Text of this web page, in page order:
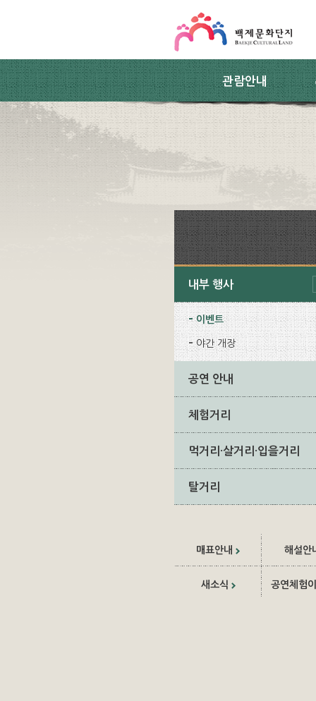
관람안내
내부 행사
이벤트
야간 개장
공연 안내
체험거리
먹거리·살거리·입을거리
탈거리
매표안내 해설안
새소식 공연체험